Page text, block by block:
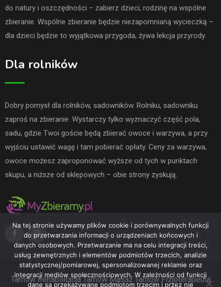
do natury i oszczędności – zabierz dzieci, rodzinę na wspólne
zbieranie. Wspólne zbieranie będzie niezapomnianą wycieczką –
dla dzieci będzie to wyjątkowa przygoda, żywa lekcja przyrody.
Dla rolników
Dobry pomysł dla rolników, sadowników. Rolniku, sadowniku
zaproś na zbieranie. Wystarczy tylko wyznaczyć część pola,
sadu, gdzie Twoi goście będą zbierać owoce i warzywa, a przy
wyjściu ustawić wagę i tam pobierać opłaty. Ceny za warzywa,
owoce możesz zaproponować wyższe od tych w punktach
skupu, a niższe od sklepowych – obie strony zyskują.
Tarnów Rehabilitacja Tarnów Masaż Tarnów Fizjoterapeuta
Na tej stronie używamy plików cookie i porównywalnych funkcji
do przetwarzania informacji o urządzeniach końcowych i
danych osobowych. Przetwarzanie ma na celu integracji treści,
usług zewnętrznych i elementów podmiotów trzecich, analizie
statystycznej/pomiarowej, spersonalizowanej reklamie oraz
integracji mediów społecznościowych. W zależności od funkcji
dane są przekazywane podmiotom trzecim i przez nie